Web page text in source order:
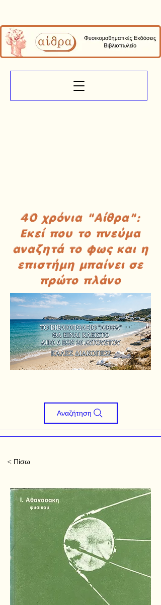
40 χρόνια "Αίθρα":
Εκεί που το πνεύμα
αναζητά το φως και η
επιστήμη μπαίνει σε
πρώτο πλάνο
Αναζήτηση
< Πίσω